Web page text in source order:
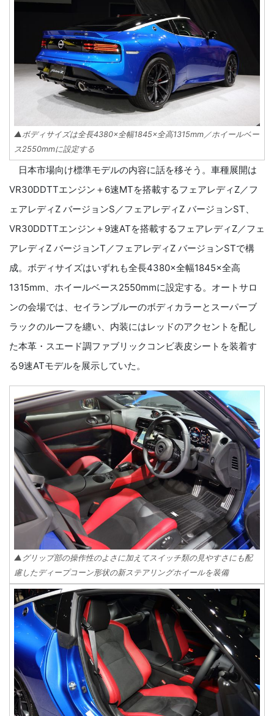
▲ボディサイズは全長4380×全幅1845×全高1315mm／ホイールベー
ス2550mmに設定する
日本市場向け標準モデルの内容に話を移そう。車種展開は
VR30DDTTエンジン＋6速MTを搭載するフェアレディZ／フ
ェアレディZ バージョンS／フェアレディZ バージョンST、
VR30DDTTエンジン＋9速ATを搭載するフェアレディZ／フェ
アレディZ バージョンT／フェアレディZ バージョンSTで構
成。ボディサイズはいずれも全長4380×全幅1845×全高
1315mm、ホイールベース2550mmに設定する。オートサロ
ンの会場では、セイランブルーのボディカラーとスーパーブ
ラックのルーフを纏い、内装にはレッドのアクセントを配し
た本革・スエード調ファブリックコンビ表皮シートを装着す
る9速ATモデルを展示していた。
▲グリップ部の操作性のよさに加えてスイッチ類の見やすさにも配
慮したディープコーン形状の新ステアリングホイールを装備